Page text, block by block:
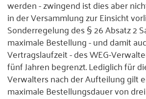
werden - zwingend ist dies aber
in der Versammlung zur Einsicht
Sonderregelung des § 26 Absatz 2
maximale Bestellung - und damit
Vertragslaufzeit - des WEG-
fünf Jahren begrenzt. Lediglich für
Verwalters nach der Aufteilung gilt
maximale Bestellungsdauer von